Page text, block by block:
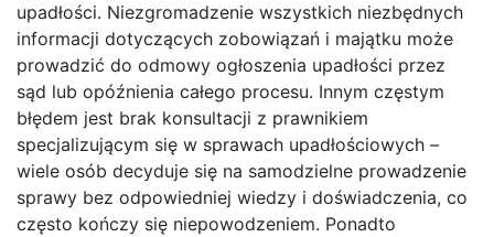
upadłości. Niezgromadzenie wszystkich niezbędnych
informacji dotyczących zobowiązań i majątku może
prowadzić do odmowy ogłoszenia upadłości przez
sąd lub opóźnienia całego procesu. Innym częstym
błędem jest brak konsultacji z prawnikiem
specjalizującym się w sprawach upadłościowych –
wiele osób decyduje się na samodzielne prowadzenie
sprawy bez odpowiedniej wiedzy i doświadczenia, co
często kończy się niepowodzeniem. Ponadto